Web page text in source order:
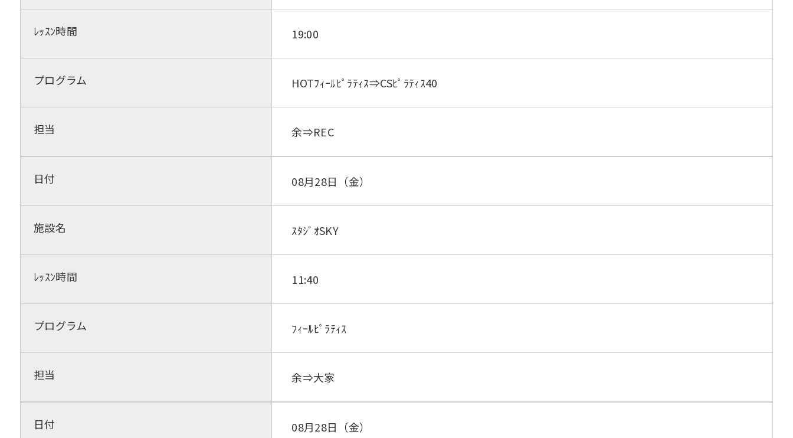
ﾚｯｽﾝ時間 19:00
プログラム HOTﾌｨｰﾙﾋﾟﾗﾃｨｽ⇒CSﾋﾟﾗﾃｨｽ40
担当 余⇒REC
日付 08月28日（金）
施設名 ｽﾀｼﾞｵSKY
ﾚｯｽﾝ時間 11:40
プログラム ﾌｨｰﾙﾋﾟﾗﾃｨｽ
担当 余⇒大家
日付 08月28日（金）